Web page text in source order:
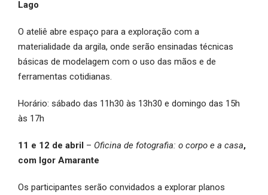
Lago
O ateliê abre espaço para a exploração com a
materialidade da argila, onde serão ensinadas técnicas
básicas de modelagem com o uso das mãos e de
ferramentas cotidianas.
Horário: sábado das 11h30 às 13h30 e domingo das 15h
às 17h
11 e 12 de abril – Oficina de fotografia: o corpo e a casa,
com Igor Amarante
Os participantes serão convidados a explorar planos